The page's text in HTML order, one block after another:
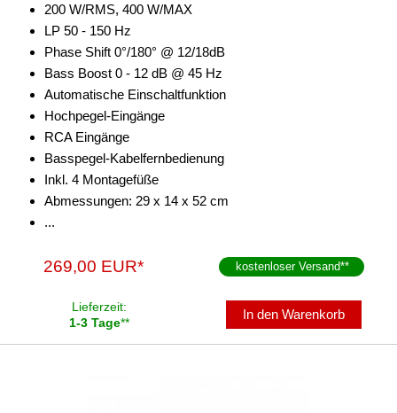
200 W/RMS, 400 W/MAX
LP 50 - 150 Hz
Phase Shift 0°/180° @ 12/18dB
Bass Boost 0 - 12 dB @ 45 Hz
Automatische Einschaltfunktion
Hochpegel-Eingänge
RCA Eingänge
Basspegel-Kabelfernbedienung
Inkl. 4 Montagefüße
Abmessungen: 29 x 14 x 52 cm
...
269,00 EUR* kostenloser Versand**
Lieferzeit:
1-3 Tage**
In den Warenkorb